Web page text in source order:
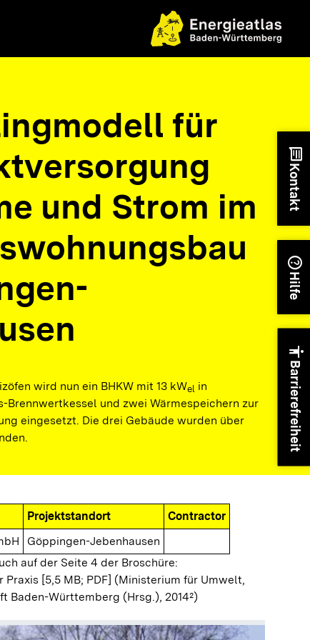
für
und Strom im
wird nun ein BHKW mit 13 kWel in
Brennwertkessel und zwei Wärmespeichern zur
eingesetzt. Die drei Gebäude wurden über
Projektstandort
Contractor
Göppingen-Jebenhausen
auf der Seite 4 der Broschüre:
[5,5 MB; PDF] (Ministerium für Umwelt,
Baden-Württemberg (Hrsg.), 2014²)
chat
Kontakt
help
Hilfe
accessibility
Barrierefreiheit